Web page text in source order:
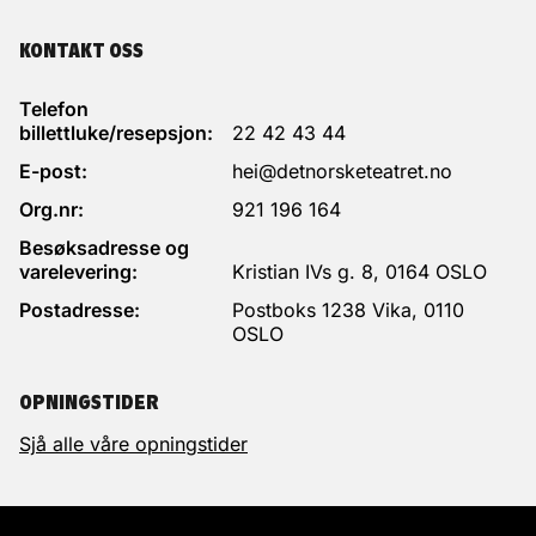
PÅL CHRISTIAN
EGGEN
GJERTRUD JYNGE
Klytaimnestra
Ellen Ruge
Videodesignarar
Eirik Stubø og Emi Stahl
Lyddesignar
Vibeke Blydt-Hansen
Maskedesignar
Ida Frithioff
Med takk til
Knut Nikolai Bergstrøm
Kostymekoordinator
Benedicte Folkman
Rekvisitør
Finn Kirkeby / Ada Hesjevoll
Lysmeister
Scenemeister
Jon Erik Rosenborg
KONTAKT OSS
Telefon
billettluke/resepsjon:
22 42 43 44
E-post:
hei@detnorsketeatret.no
Org.nr:
921 196 164
Besøksadresse og
varelevering:
Kristian IVs g. 8, 0164 OSLO
Postadresse:
Postboks 1238 Vika, 0110
OSLO
OPNINGSTIDER
Sjå alle våre opningstider